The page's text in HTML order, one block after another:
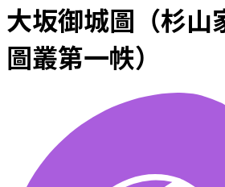
大坂御城圖（杉山
圖叢第一帙）